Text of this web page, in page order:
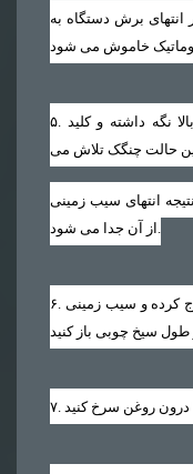
برش دستگاه به
۵. سیب زمینی و سیخ چوبی را با دست از بالا نگه داشته و کلید
این حالت چنگک تلاش می
انتهای سیب زمینی
از آن جدا می شود.
۶. سپس سیب زمینی و سیخ را از دستگاه خارج کرده و سیب زمینی
۷